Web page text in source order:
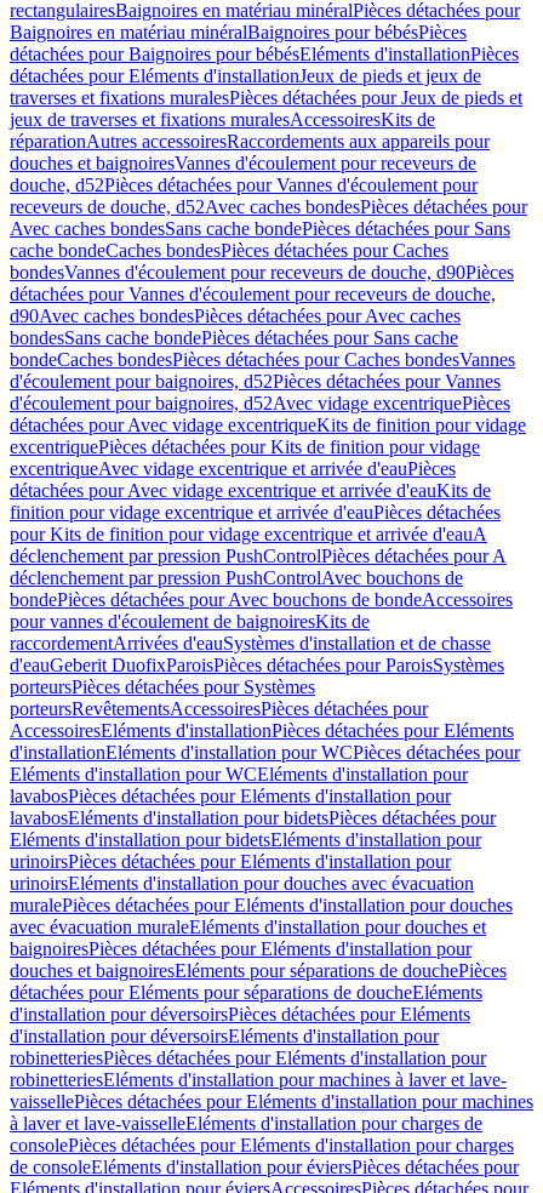
rectangulairesBaignoires en matériau minéralPièces détachées pour
Baignoires en matériau minéralBaignoires pour bébésPièces
détachées pour Baignoires pour bébésEléments d'installationPièces
détachées pour Eléments d'installationJeux de pieds et jeux de
traverses et fixations muralesPièces détachées pour Jeux de pieds et
jeux de traverses et fixations muralesAccessoiresKits de
réparationAutres accessoiresRaccordements aux appareils pour
douches et baignoiresVannes d'écoulement pour receveurs de
douche, d52Pièces détachées pour Vannes d'écoulement pour
receveurs de douche, d52Avec caches bondesPièces détachées pour
Avec caches bondesSans cache bondePièces détachées pour Sans
cache bondeCaches bondesPièces détachées pour Caches
bondesVannes d'écoulement pour receveurs de douche, d90Pièces
détachées pour Vannes d'écoulement pour receveurs de douche,
d90Avec caches bondesPièces détachées pour Avec caches
bondesSans cache bondePièces détachées pour Sans cache
bondeCaches bondesPièces détachées pour Caches bondesVannes
d'écoulement pour baignoires, d52Pièces détachées pour Vannes
d'écoulement pour baignoires, d52Avec vidage excentriquePièces
détachées pour Avec vidage excentriqueKits de finition pour vidage
excentriquePièces détachées pour Kits de finition pour vidage
excentriqueAvec vidage excentrique et arrivée d'eauPièces
détachées pour Avec vidage excentrique et arrivée d'eauKits de
finition pour vidage excentrique et arrivée d'eauPièces détachées
pour Kits de finition pour vidage excentrique et arrivée d'eauA
déclenchement par pression PushControlPièces détachées pour A
déclenchement par pression PushControlAvec bouchons de
bondePièces détachées pour Avec bouchons de bondeAccessoires
pour vannes d'écoulement de baignoiresKits de
raccordementArrivées d'eauSystèmes d'installation et de chasse
d'eauGeberit DuofixParoisPièces détachées pour ParoisSystèmes
porteursPièces détachées pour Systèmes
porteursRevêtementsAccessoiresPièces détachées pour
AccessoiresEléments d'installationPièces détachées pour Eléments
d'installationEléments d'installation pour WCPièces détachées pour
Eléments d'installation pour WCEléments d'installation pour
lavabosPièces détachées pour Eléments d'installation pour
lavabosEléments d'installation pour bidetsPièces détachées pour
Eléments d'installation pour bidetsEléments d'installation pour
urinoirsPièces détachées pour Eléments d'installation pour
urinoirsEléments d'installation pour douches avec évacuation
muralePièces détachées pour Eléments d'installation pour douches
avec évacuation muraleEléments d'installation pour douches et
baignoiresPièces détachées pour Eléments d'installation pour
douches et baignoiresEléments pour séparations de douchePièces
détachées pour Eléments pour séparations de doucheEléments
d'installation pour déversoirsPièces détachées pour Eléments
d'installation pour déversoirsEléments d'installation pour
robinetteriesPièces détachées pour Eléments d'installation pour
robinetteriesEléments d'installation pour machines à laver et lave-
vaissellePièces détachées pour Eléments d'installation pour machines
à laver et lave-vaisselleEléments d'installation pour charges de
consolePièces détachées pour Eléments d'installation pour charges
de consoleEléments d'installation pour éviersPièces détachées pour
Eléments d'installation pour éviersAccessoiresPièces détachées pour